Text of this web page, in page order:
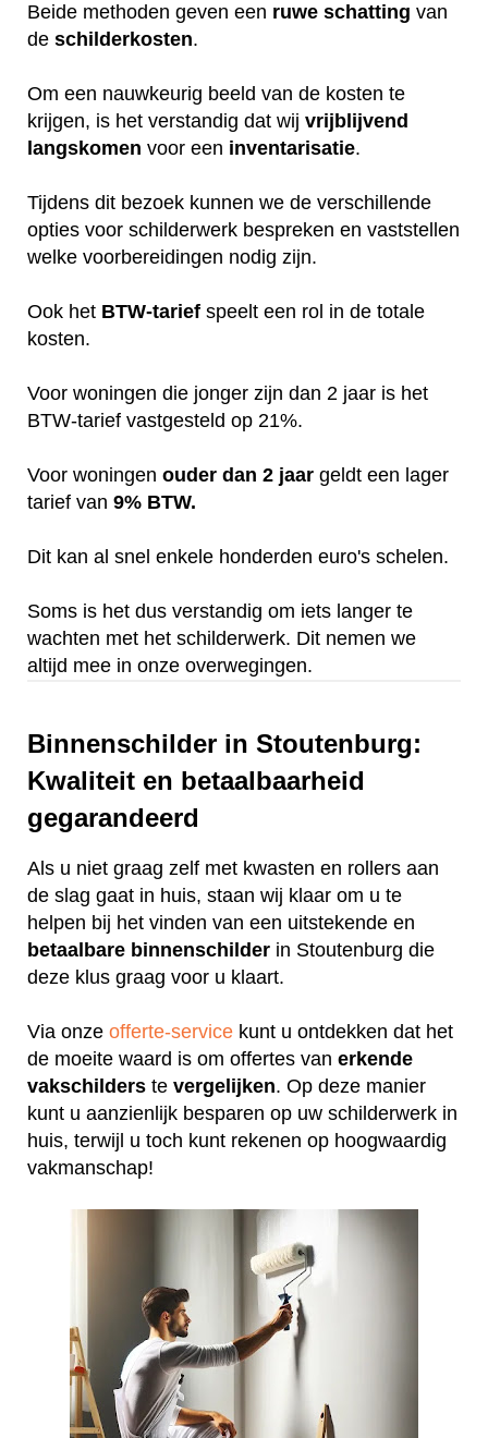
Beide methoden geven een ruwe schatting van
de schilderkosten.
Om een nauwkeurig beeld van de kosten te
krijgen, is het verstandig dat wij vrijblijvend
langskomen voor een inventarisatie.
Tijdens dit bezoek kunnen we de verschillende
opties voor schilderwerk bespreken en vaststellen
welke voorbereidingen nodig zijn.
Ook het BTW-tarief speelt een rol in de totale
kosten.
Voor woningen die jonger zijn dan 2 jaar is het
BTW-tarief vastgesteld op 21%.
Voor woningen ouder dan 2 jaar geldt een lager
tarief van 9% BTW.
Dit kan al snel enkele honderden euro's schelen.
Soms is het dus verstandig om iets langer te
wachten met het schilderwerk. Dit nemen we
altijd mee in onze overwegingen.
Binnenschilder in Stoutenburg:
Kwaliteit en betaalbaarheid
gegarandeerd
Als u niet graag zelf met kwasten en rollers aan
de slag gaat in huis, staan wij klaar om u te
helpen bij het vinden van een uitstekende en
betaalbare binnenschilder in Stoutenburg die
deze klus graag voor u klaart.
Via onze offerte-service kunt u ontdekken dat het
de moeite waard is om offertes van erkende
vakschilders te vergelijken. Op deze manier
kunt u aanzienlijk besparen op uw schilderwerk in
huis, terwijl u toch kunt rekenen op hoogwaardig
vakmanschap!